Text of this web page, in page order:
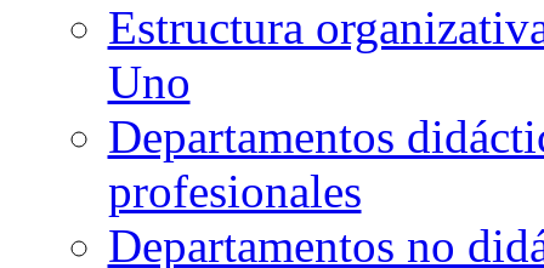
Estructura
Uno
Departamentos
profesionales
Departamentos no